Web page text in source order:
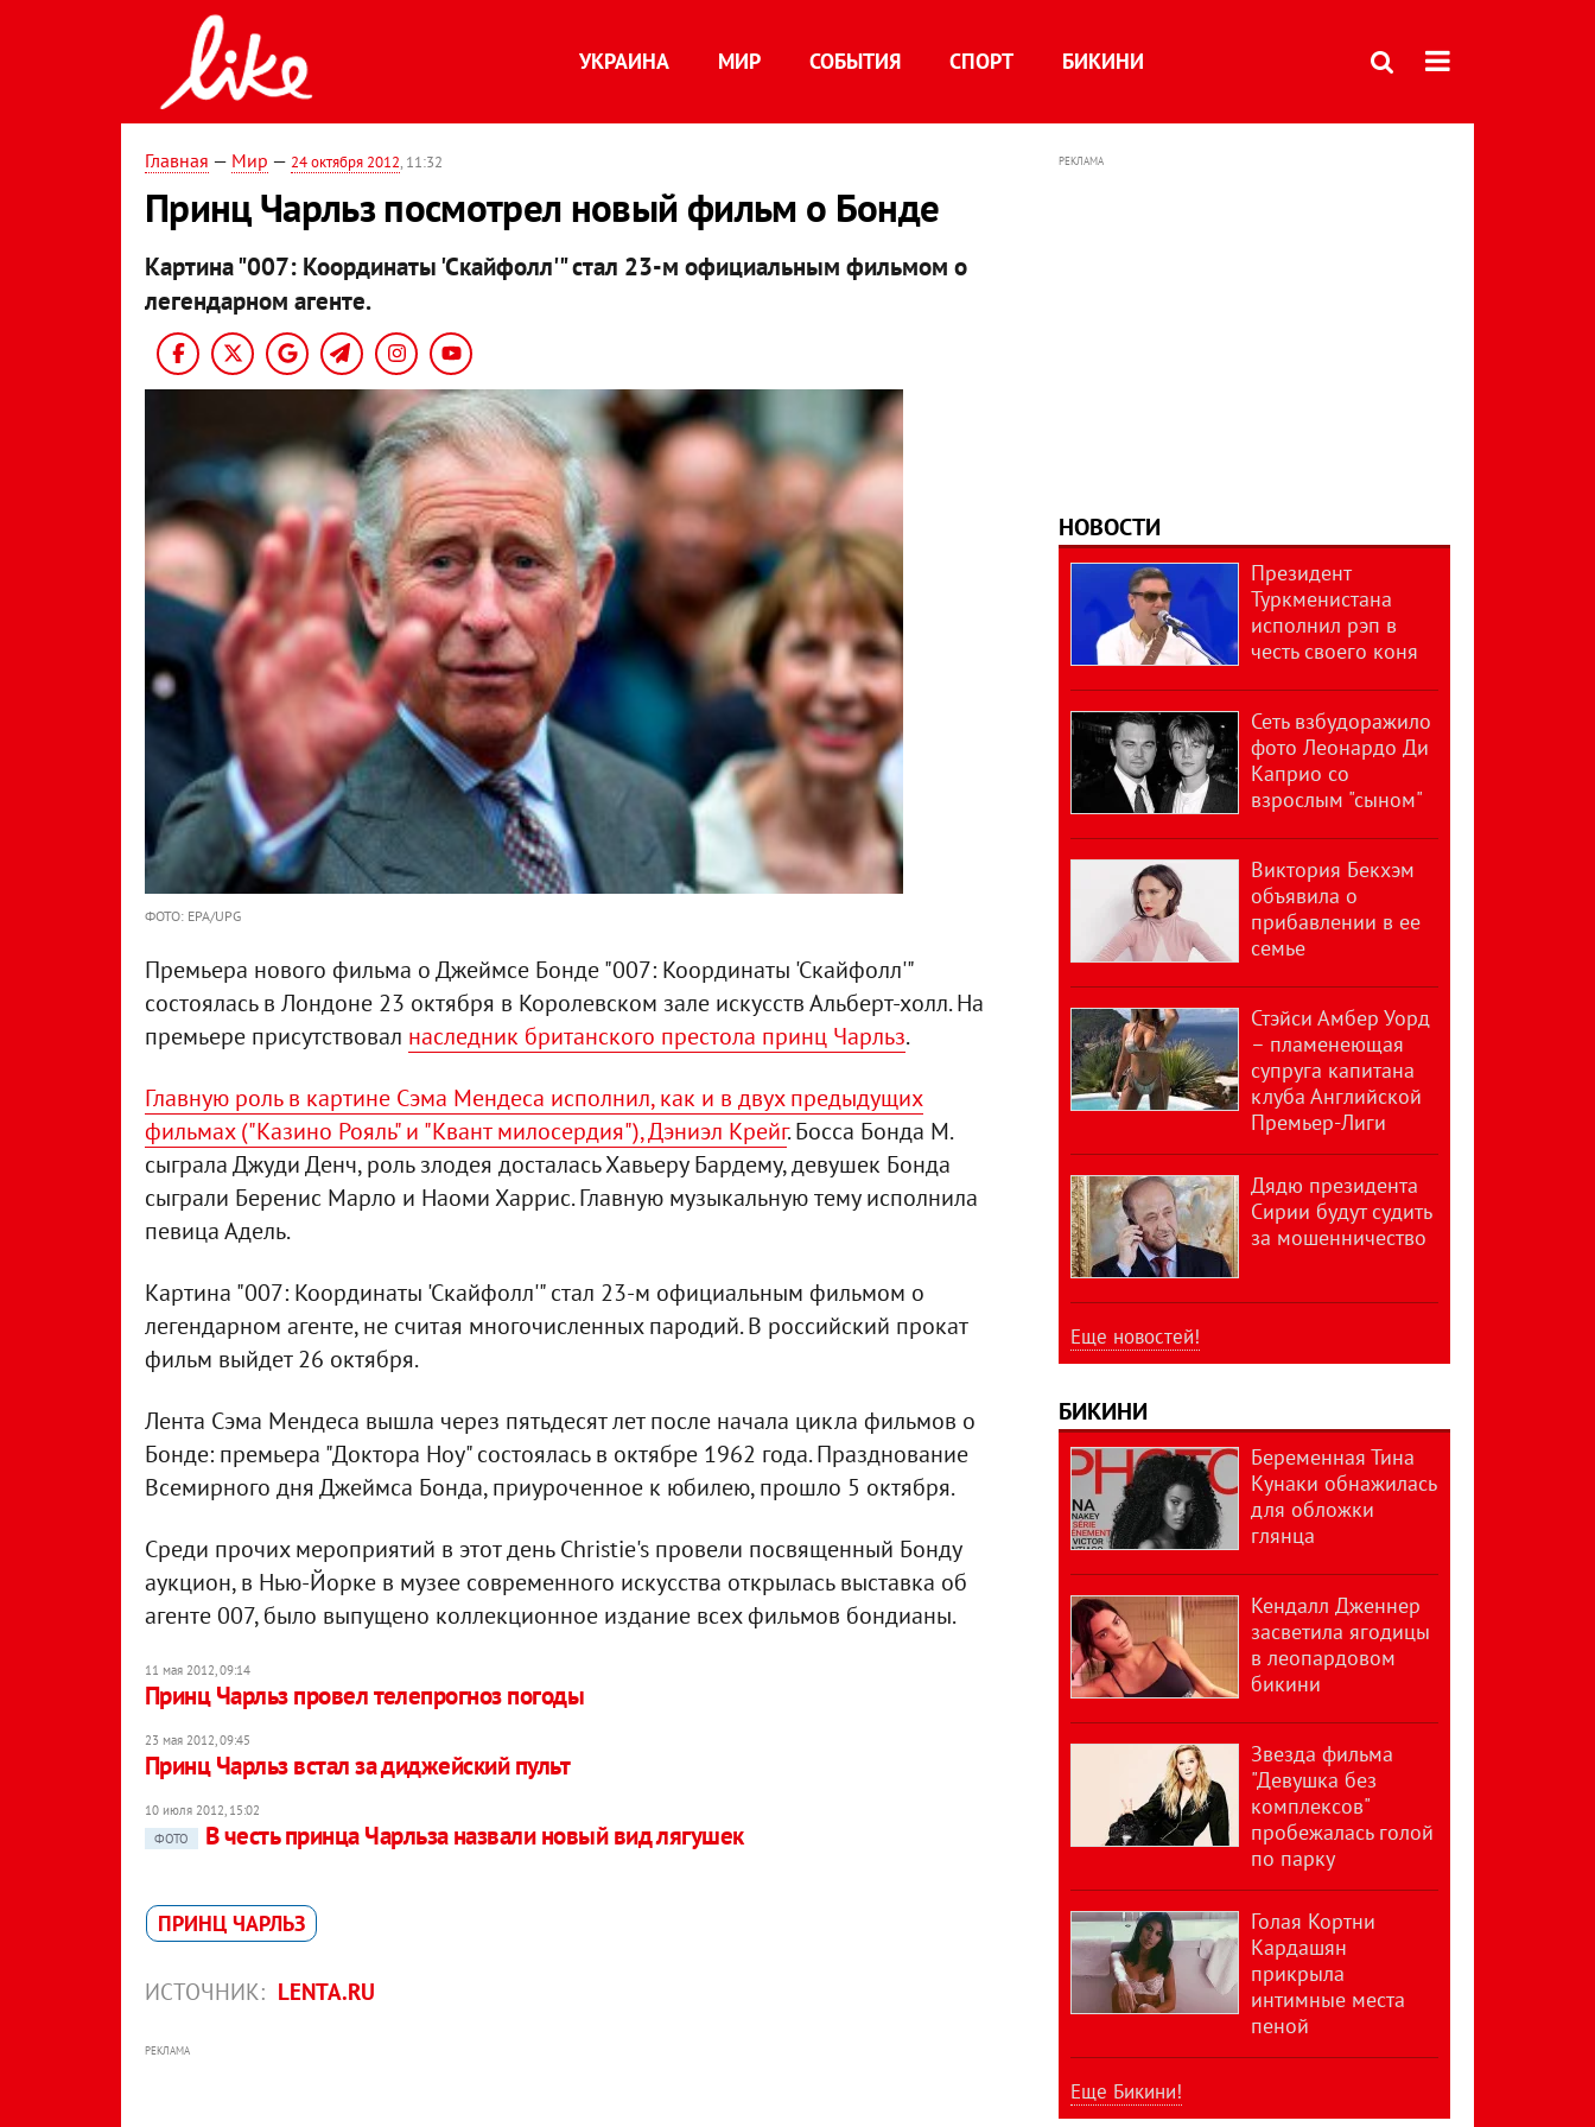
УКРАИНА МИР СОБЫТИЯ СПОРТ БИКИНИ
Главная — Мир — 24 октября 2012, 11:32
Принц Чарльз посмотрел новый фильм о Бонде
Картина "007: Координаты 'Скайфолл'" стал 23-м официальным фильмом о
легендарном агенте.
ФОТО: EPA/UPG
Премьера нового фильма о Джеймсе Бонде "007: Координаты 'Скайфолл'"
состоялась в Лондоне 23 октября в Королевском зале искусств Альберт-холл. На
премьере присутствовал наследник британского престола принц Чарльз.
Главную роль в картине Сэма Мендеса исполнил, как и в двух предыдущих
фильмах ("Казино Рояль" и "Квант милосердия"), Дэниэл Крейг. Босса Бонда М.
сыграла Джуди Денч, роль злодея досталась Хавьеру Бардему, девушек Бонда
сыграли Беренис Марло и Наоми Харрис. Главную музыкальную тему исполнила
певица Адель.
Картина "007: Координаты 'Скайфолл'" стал 23-м официальным фильмом о
легендарном агенте, не считая многочисленных пародий. В российский прокат
фильм выйдет 26 октября.
Лента Сэма Мендеса вышла через пятьдесят лет после начала цикла фильмов о
Бонде: премьера "Доктора Ноу" состоялась в октябре 1962 года. Празднование
Всемирного дня Джеймса Бонда, приуроченное к юбилею, прошло 5 октября.
Среди прочих мероприятий в этот день Christie's провели посвященный Бонду
аукцион, в Нью-Йорке в музее современного искусства открылась выставка об
агенте 007, было выпущено коллекционное издание всех фильмов бондианы.
11 мая 2012, 09:14
Принц Чарльз провел телепрогноз погоды
23 мая 2012, 09:45
Принц Чарльз встал за диджейский пульт
10 июля 2012, 15:02
ФОТО
В честь принца Чарльза назвали новый вид лягушек
ПРИНЦ ЧАРЛЬЗ
ИСТОЧНИК: LENTA.RU
РЕКЛАМА
РЕКЛАМА
НОВОСТИ
Президент
Туркменистана
исполнил рэп в
честь своего коня
Сеть взбудоражило
фото Леонардо Ди
Каприо со
взрослым "сыном"
Виктория Бекхэм
объявила о
прибавлении в ее
семье
Стэйси Амбер Уорд
– пламенеющая
супруга капитана
клуба Английской
Премьер-Лиги
Дядю президента
Сирии будут судить
за мошенничество
Еще новостей!
БИКИНИ
Беременная Тина
Кунаки обнажилась
для обложки
глянца
Кендалл Дженнер
засветила ягодицы
в леопардовом
бикини
Звезда фильма
"Девушка без
комплексов"
пробежалась голой
по парку
Голая Кортни
Кардашян
прикрыла
интимные места
пеной
Еще Бикини!